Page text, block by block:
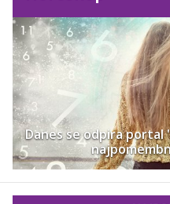
Danes se odpira portal